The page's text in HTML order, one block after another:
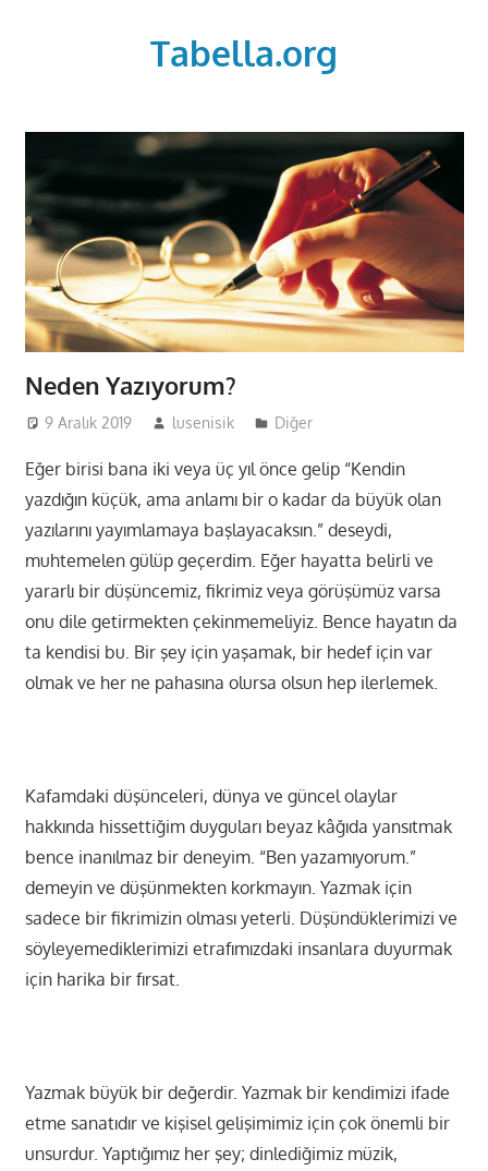
Tabella.org
Neden Yazıyorum?
9 Aralık 2019 lusenisik Diğer
Eğer birisi bana iki veya üç yıl önce gelip “Kendin
yazdığın küçük, ama anlamı bir o kadar da büyük olan
yazılarını yayımlamaya başlayacaksın.” deseydi,
muhtemelen gülüp geçerdim. Eğer hayatta belirli ve
yararlı bir düşüncemiz, fikrimiz veya görüşümüz varsa
onu dile getirmekten çekinmemeliyiz. Bence hayatın da
ta kendisi bu. Bir şey için yaşamak, bir hedef için var
olmak ve her ne pahasına olursa olsun hep ilerlemek.
Kafamdaki düşünceleri, dünya ve güncel olaylar
hakkında hissettiğim duyguları beyaz kâğıda yansıtmak
bence inanılmaz bir deneyim. “Ben yazamıyorum.”
demeyin ve düşünmekten korkmayın. Yazmak için
sadece bir fikrimizin olması yeterli. Düşündüklerimizi ve
söyleyemediklerimizi etrafımızdaki insanlara duyurmak
için harika bir fırsat.
Yazmak büyük bir değerdir. Yazmak bir kendimizi ifade
etme sanatıdır ve kişisel gelişimimiz için çok önemli bir
unsurdur. Yaptığımız her şey; dinlediğimiz müzik,